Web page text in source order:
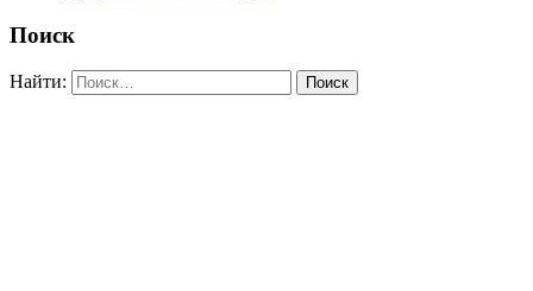
Поиск
Найти: